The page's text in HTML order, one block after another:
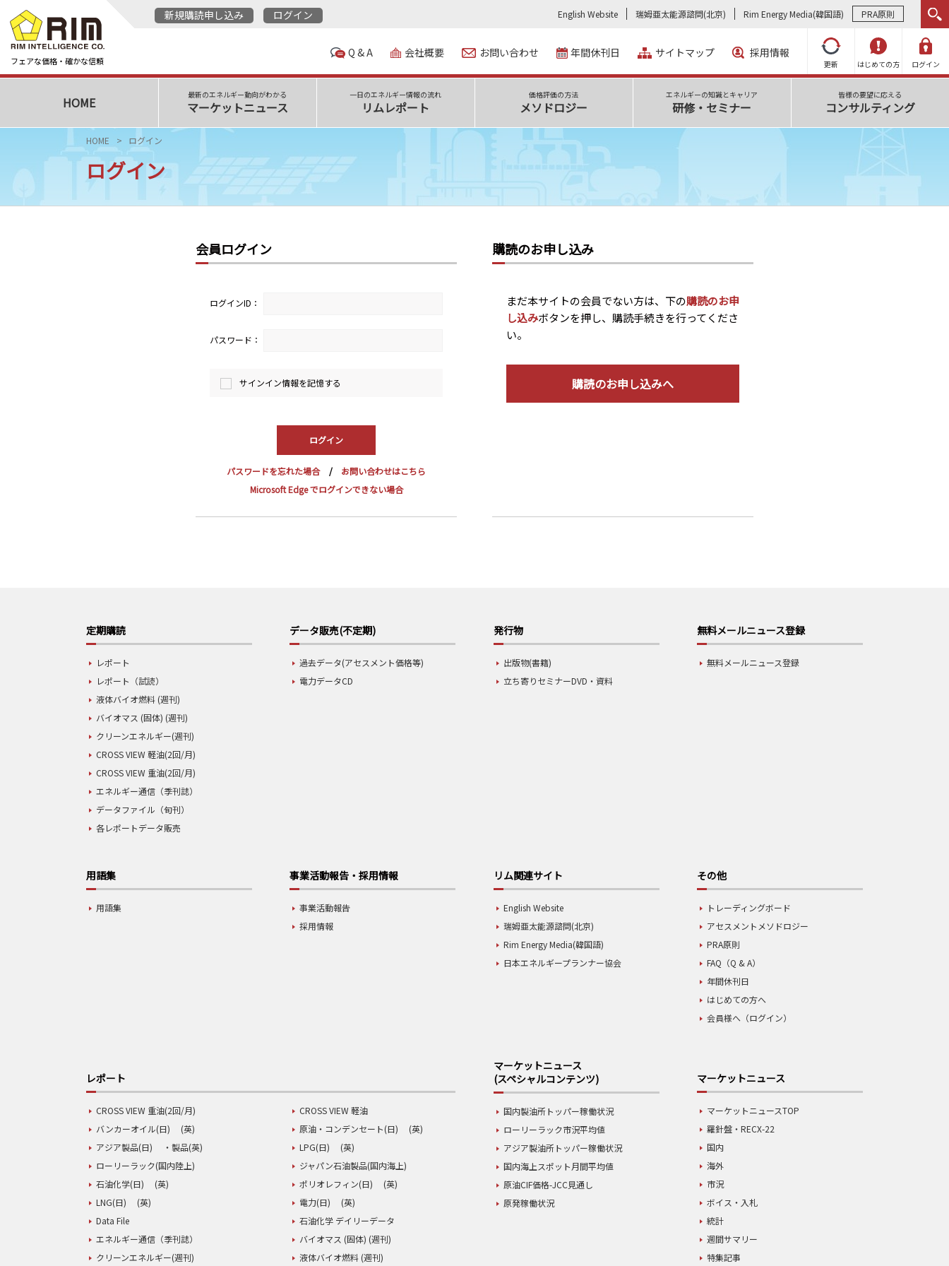
フェアな価格・確かな信頼
新規購読申し込み ログイン English Website 瑞姆亜太能源諮問(北京) Rim Energy Media(韓国語) PRA原則
更新 はじめての方 ログイン
Q & A 会社概要 お問い合わせ 年間休刊日 サイトマップ 採用情報
HOME 最新のエネルギー動向がわかる
マーケットニュース
一日のエネルギー情報の流れ
リムレポート
価格評価の方法
メソドロジー
エネルギーの知識とキャリア
研修・セミナー
皆様の要望に応える
コンサルティング
HOME ログイン
ログイン
会員ログイン
ログインID：
パスワード：
サインイン情報を記憶する
パスワードを忘れた場合
お問い合わせはこちら
Microsoft Edge でログインできない場合
購読のお申し込み
まだ本サイトの会員でない方は、下の購読のお申
し込みボタンを押し、購読手続きを行ってくださ
い。
購読のお申し込みへ
定期購読
レポート
レポート（試読）
液体バイオ燃料 (週刊)
バイオマス (固体) (週刊)
クリーンエネルギー(週刊)
CROSS VIEW 軽油(2回/月)
CROSS VIEW 重油(2回/月)
エネルギー通信（季刊誌）
データファイル（旬刊）
各レポートデータ販売
データ販売(不定期)
過去データ(アセスメント価格等)
電力データCD
発行物
出版物(書籍)
立ち寄りセミナーDVD・資料
無料メールニュース登録
無料メールニュース登録
用語集
用語集
事業活動報告・採用情報
事業活動報告
採用情報
リム関連サイト
English Website
瑞姆亜太能源諮問(北京)
Rim Energy Media(韓国語)
日本エネルギープランナー協会
その他
トレーディングボード
アセスメントメソドロジー
PRA原則
FAQ（Q & A）
年間休刊日
はじめての方へ
会員様へ（ログイン）
レポート
CROSS VIEW 重油(2回/月)
CROSS VIEW 軽油
バンカーオイル(日)
(英) 原油・コンデンセート(日)
(英)
アジア製品(日)
・製品(英) LPG(日)
(英)
ローリーラック(国内陸上)
ジャパン石油製品(国内海上)
石油化学(日)
(英) ポリオレフィン(日)
(英)
LNG(日)
(英) 電力(日)
(英)
Data File
石油化学 デイリーデータ
エネルギー通信（季刊誌）
バイオマス (固体) (週刊)
クリーンエネルギー(週刊)
液体バイオ燃料 (週刊)
マーケットニュース
(スペシャルコンテンツ)
国内製油所トッパー稼働状況
ローリーラック市況平均値
アジア製油所トッパー稼働状況
国内海上スポット月間平均値
原油CIF価格-JCC見通し
原発稼働状況
マーケットニュース
マーケットニュースTOP
羅針盤・RECX-22
国内
海外
市況
ボイス・入札
統計
週間サマリー
特集記事